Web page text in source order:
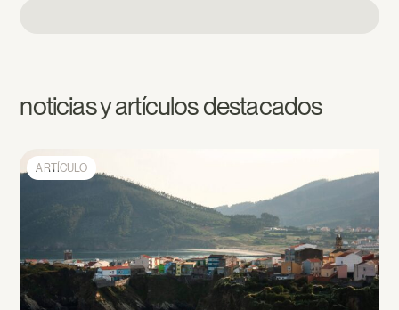
noticias y artículos destacados
ARTÍCULO